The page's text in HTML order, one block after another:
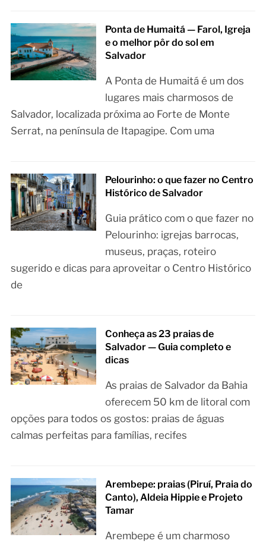
Ponta de Humaitá — Farol, Igreja
e o melhor pôr do sol em
Salvador
A Ponta de Humaitá é um dos
lugares mais charmosos de
Salvador, localizada próxima ao Forte de Monte
Serrat, na península de Itapagipe. Com uma
Pelourinho: o que fazer no Centro
Histórico de Salvador
Guia prático com o que fazer no
Pelourinho: igrejas barrocas,
museus, praças, roteiro
sugerido e dicas para aproveitar o Centro Histórico
de
Conheça as 23 praias de
Salvador — Guia completo e
dicas
As praias de Salvador da Bahia
oferecem 50 km de litoral com
opções para todos os gostos: praias de águas
calmas perfeitas para famílias, recifes
Arembepe: praias (Piruí, Praia do
Canto), Aldeia Hippie e Projeto
Tamar
Arembepe é um charmoso